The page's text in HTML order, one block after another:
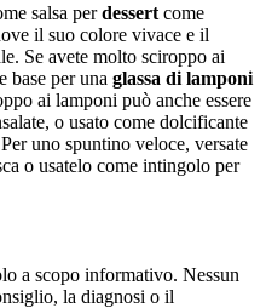
salsa perdessert come
il suo colore vivace e il
Se avete molto sciroppo ai
base per una glassa di lamponi
ai lamponi può anche essere
o usato come dolcificante
uno spuntino veloce, versate
o usatelo come intingolo per
a scopo informativo. Nessun
la diagnosi o il